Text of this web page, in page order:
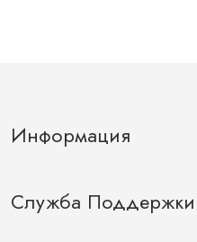
Информация
Служба Поддержки